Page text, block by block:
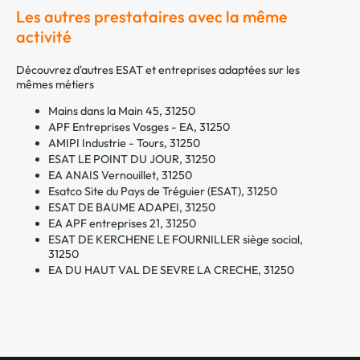
Les autres prestataires avec la même
activité
Découvrez d'autres ESAT et entreprises adaptées sur les
mêmes métiers
Mains dans la Main 45, 31250
APF Entreprises Vosges - EA, 31250
AMIPI Industrie - Tours, 31250
ESAT LE POINT DU JOUR, 31250
EA ANAIS Vernouillet, 31250
Esatco Site du Pays de Tréguier (ESAT), 31250
ESAT DE BAUME ADAPEI, 31250
EA APF entreprises 21, 31250
ESAT DE KERCHENE LE FOURNILLER siège social,
31250
EA DU HAUT VAL DE SEVRE LA CRECHE, 31250